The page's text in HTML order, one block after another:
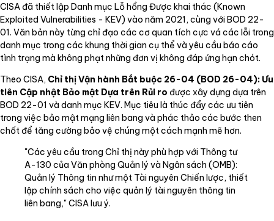
CISA đã thiết lập Danh mục Lỗ hổng Được khai thác (Known
Exploited Vulnerabilities - KEV) vào năm 2021, cùng với BOD 22-
01. Văn bản này từng chỉ đạo các cơ quan tích cực vá các lỗi trong
danh mục trong các khung thời gian cụ thể và yêu cầu báo cáo
tình trạng mà không phạt những đơn vị không đáp ứng hạn chót.
Theo CISA, Chỉ thị Vận hành Bắt buộc 26-04 (BOD 26-04): Ưu
tiên Cập nhật Bảo mật Dựa trên Rủi ro được xây dựng dựa trên
BOD 22-01 và danh mục KEV. Mục tiêu là thúc đẩy các ưu tiên
trong việc bảo mật mạng liên bang và phác thảo các bước then
chốt để tăng cường bảo vệ chúng một cách mạnh mẽ hơn.
"Các yêu cầu trong Chỉ thị này phù hợp với Thông tư
A-130 của Văn phòng Quản lý và Ngân sách (OMB):
Quản lý Thông tin như một Tài nguyên Chiến lược, thiết
lập chính sách cho việc quản lý tài nguyên thông tin
liên bang," CISA lưu ý.